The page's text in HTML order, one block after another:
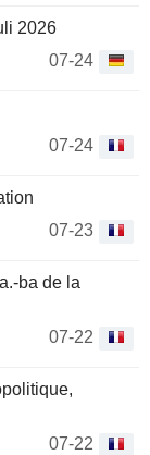
2026
07-24
07-24
07-23
ba de la
07-22
07-22